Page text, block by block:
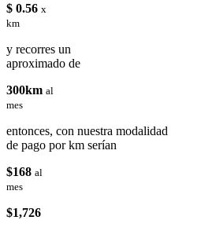
$ 0.56 x
km
y recorres un
aproximado de
300km al
mes
entonces, con nuestra modalidad
de pago por km serían
$168 al
mes
$1,726